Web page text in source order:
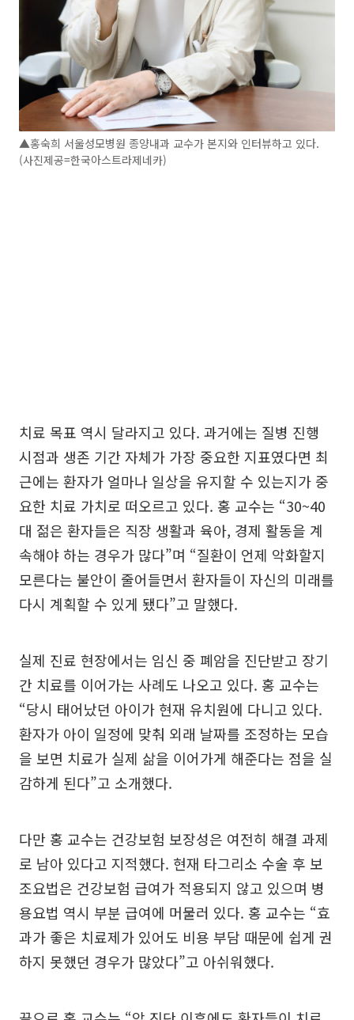
▲홍숙희 서울성모병원 종양내과 교수가 본지와 인터뷰하고 있다.
(사진제공=한국아스트라제네카)
치료 목표 역시 달라지고 있다. 과거에는 질병 진행
시점과 생존 기간 자체가 가장 중요한 지표였다면 최
근에는 환자가 얼마나 일상을 유지할 수 있는지가 중
요한 치료 가치로 떠오르고 있다. 홍 교수는 “30~40
대 젊은 환자들은 직장 생활과 육아, 경제 활동을 계
속해야 하는 경우가 많다”며 “질환이 언제 악화할지
모른다는 불안이 줄어들면서 환자들이 자신의 미래를
다시 계획할 수 있게 됐다”고 말했다.
실제 진료 현장에서는 임신 중 폐암을 진단받고 장기
간 치료를 이어가는 사례도 나오고 있다. 홍 교수는
“당시 태어났던 아이가 현재 유치원에 다니고 있다.
환자가 아이 일정에 맞춰 외래 날짜를 조정하는 모습
을 보면 치료가 실제 삶을 이어가게 해준다는 점을 실
감하게 된다”고 소개했다.
다만 홍 교수는 건강보험 보장성은 여전히 해결 과제
로 남아 있다고 지적했다. 현재 타그리소 수술 후 보
조요법은 건강보험 급여가 적용되지 않고 있으며 병
용요법 역시 부분 급여에 머물러 있다. 홍 교수는 “효
과가 좋은 치료제가 있어도 비용 부담 때문에 쉽게 권
하지 못했던 경우가 많았다”고 아쉬워했다.